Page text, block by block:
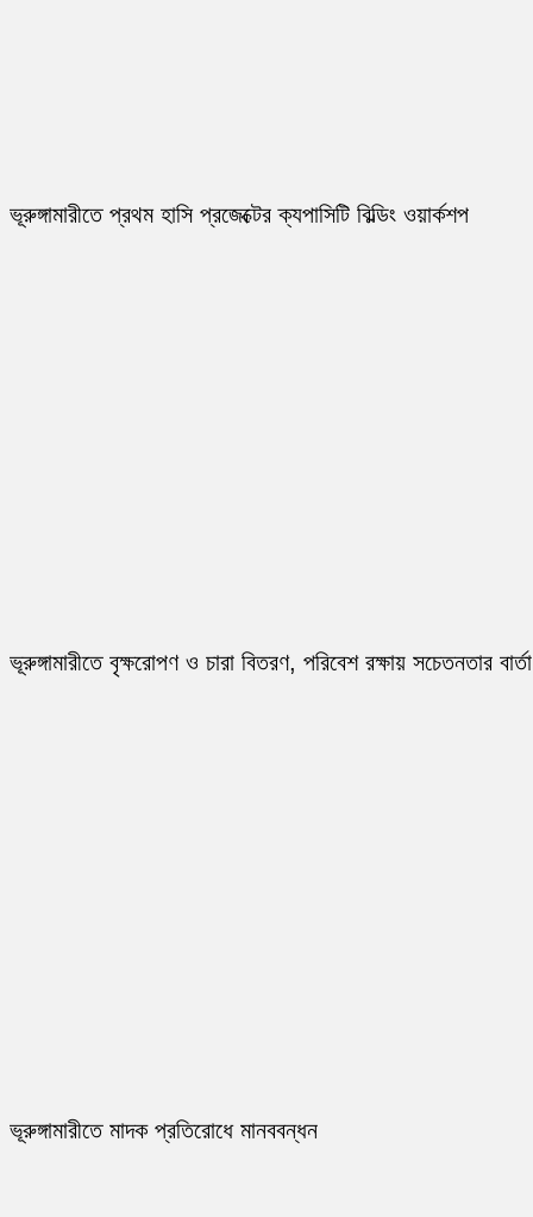
ভূরুঙ্গামারীতে প্রথম হাসি প্রজেক্টের ক্যপাসিটি বিল্ডিং ওয়ার্কশপ
ভূরুঙ্গামারীতে বৃক্ষরোপণ ও চারা বিতরণ, পরিবেশ রক্ষায় সচেতনতার বার্তা
ভূরুঙ্গামারীতে মাদক প্রতিরোধে মানববন্ধন